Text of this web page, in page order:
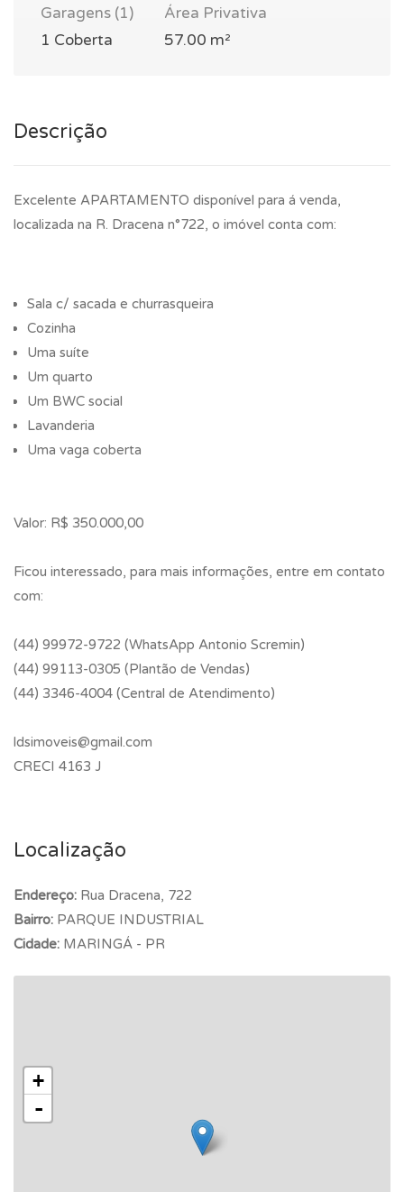
Garagens (1)
1 Coberta
Área Privativa
57.00 m²
Descrição
Excelente APARTAMENTO disponível para á venda,
localizada na R. Dracena n°722, o imóvel conta com:
Sala c/ sacada e churrasqueira
Cozinha
Uma suíte
Um quarto
Um BWC social
Lavanderia
Uma vaga coberta
Valor: R$ 350.000,00
Ficou interessado, para mais informações, entre em contato
com:
(44) 99972-9722 (WhatsApp Antonio Scremin)
(44) 99113-0305 (Plantão de Vendas)
(44) 3346-4004 (Central de Atendimento)
ldsimoveis@gmail.com
CRECI 4163 J
Localização
Endereço: Rua Dracena, 722
Bairro: PARQUE INDUSTRIAL
Cidade: MARINGÁ - PR
+
-